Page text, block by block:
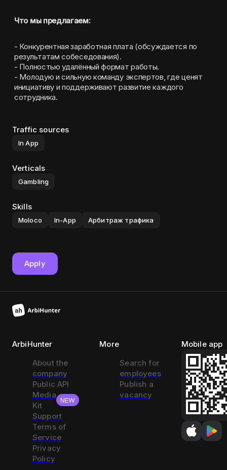
Что мы предлагаем:
- Конкурентная заработная плата (обсуждается по
результатам собеседования).
- Полностью удалённый формат работы.
- Молодую и сильную команду экспертов, где ценят
инициативу и поддерживают развитие каждого
сотрудника.
Traffic sources
In App
Verticals
Gambling
Skills
Moloco In-App Арбитраж трафика
Apply
ArbiHunter
About the
company
Public API
Media
Kit
NEW
Support
Terms of
Service
Privacy
Policy
More
Search for
employees
Publish a
vacancy
Mobile app